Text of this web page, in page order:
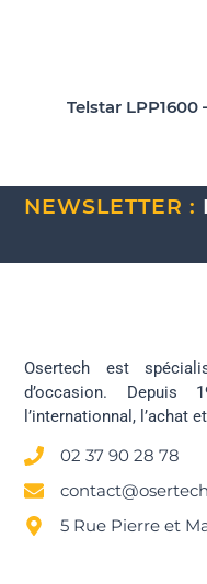
Telstar
NEWSLETTER :
Osertech est
d’occasion. Depuis
l’internationnal, l’achat
02 37 90 28 78
5 Rue Pierre et